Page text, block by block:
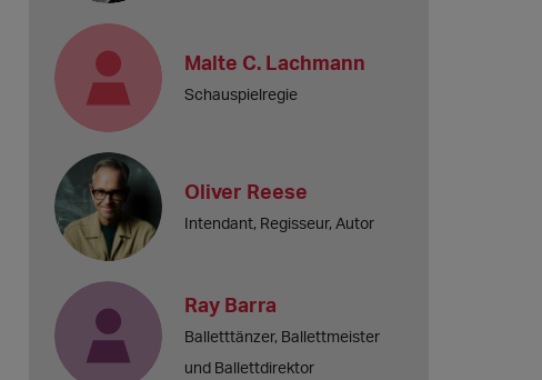
Malte C. Lachmann
Schauspielregie
Oliver Reese
Intendant, Regisseur, Autor
Ray Barra
Balletttänzer, Ballettmeister
und Ballettdirektor